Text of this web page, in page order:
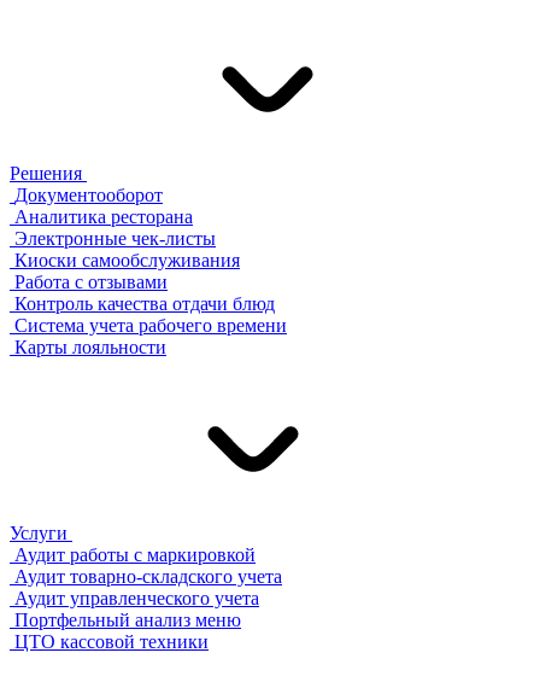
Решения
Документооборот
Аналитика ресторана
Электронные чек-листы
Киоски самообслуживания
Работа с отзывами
Контроль качества отдачи блюд
Система учета рабочего времени
Карты лояльности
Услуги
Аудит работы с маркировкой
Аудит товарно-складского учета
Аудит управленческого учета
Портфельный анализ меню
ЦТО кассовой техники